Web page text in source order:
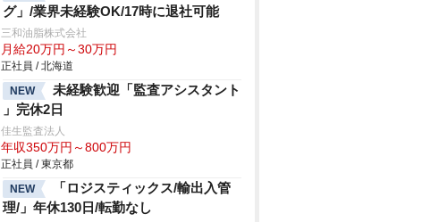
グ」/業界未経験OK/17時に退社可能
三和油脂株式会社
月給20万円～30万円
正社員 / 北海道
NEW
未経験歓迎「監査アシスタント
」完休2日
佳生監査法人
年収350万円～800万円
正社員 / 東京都
NEW
「ロジスティックス/輸出入管
理/」年休130日/転勤なし